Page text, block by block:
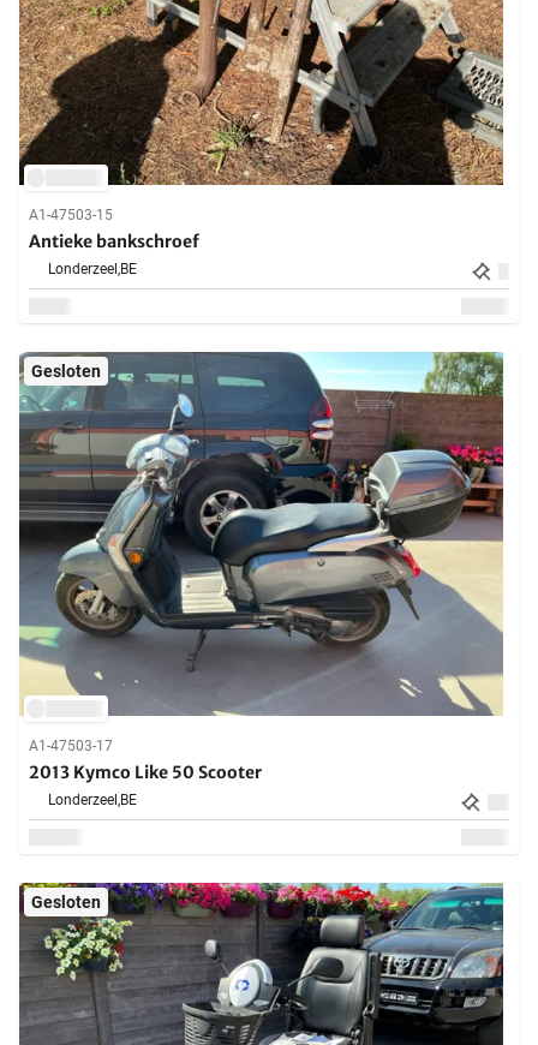
A1-47503-15
Antieke bankschroef
Londerzeel,BE
Gesloten
A1-47503-17
2013 Kymco Like 50 Scooter
Londerzeel,BE
Gesloten